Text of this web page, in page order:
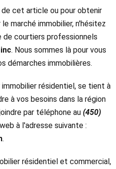
cet article ou pour obtenir
marché immobilier, n'hésitez
courtiers professionnels
. Nous sommes là pour vous
démarches immobilières.
résidentiel, se tient à
à vos besoins dans la région
par téléphone au (450)
à l'adresse suivante :
.
résidentiel et commercial,